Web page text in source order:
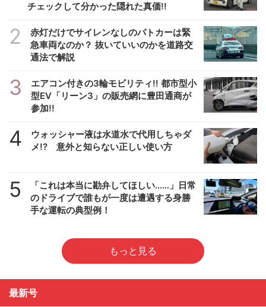
チェックして分かった隠れた真価!!
2
赤灯だけでサイレンなしのパトカーは緊
急車両なのか？ 抜いていいのかを道路交
通法で解説
3
エアコン付きの3輪モビリティ!! 都市型小
型EV「リーン3」の販売網に豊田通商が
参加!!
4
ウォッシャー液は水道水で代用しちゃダ
メ!? 意外と知らない正しい使い方
5
「これは本当に勘弁してほしい……」日常
のドライブで誰もが一度は遭遇する身勝
手な運転の典型例！
もっと見る
最新号